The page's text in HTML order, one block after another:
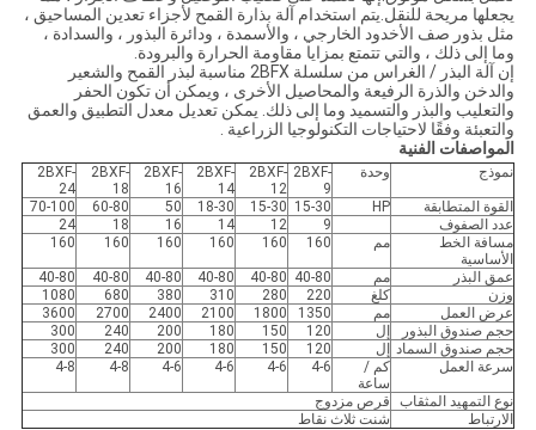
يجعلها مريحة للنقل.يتم استخدام آلة بذارة القمح لأجزاء تعدين المساحيق ،
مثل بذور صف الأخدود الخارجي ، والأسمدة ، ودائرة البذور ، والسدادة ،
وما إلى ذلك ، والتي تتمتع بمزايا مقاومة الحرارة والبرودة.
إن آلة البذر / الغراس من سلسلة 2BFX مناسبة لبذر القمح والشعير
والدخن والذرة الرفيعة والمحاصيل الأخرى ، ويمكن أن تكون الحفر
والتعليب والبذر والتسميد وما إلى ذلك. يمكن تعديل معدل التطبيق والعمق
والتعبئة وفقًا لاحتياجات التكنولوجيا الزراعية .
المواصفات الفنية
نموذج وحدة
2BXF-
9
2BXF-
12
2BXF-
14
2BXF-
16
2BXF-
18
2BXF-
24
القوة المتطابقة
HP
15-30
15-30
18-30
50
60-80
70-100
عدد الصفوف
9
12
14
16
18
24
مسافة الخط
الأساسية
مم 160
160
160
160
160
160
عمق البذر مم 40-80
40-80
40-80
40-80
40-80
40-80
وزن
كلغ 220
280
310
380
680
1080
عرض العمل
مم 1350
1800
2100
2400
2700
3600
حجم صندوق البذور
إل 120
150
180
200
240
300
حجم صندوق السماد
إل 120
150
180
200
240
300
سرعة العمل
كم /
ساعة
4-6
4-6
4-6
4-6
4-8
4-8
نوع التمهيد المثقاب
قرص مزدوج
الارتباط
شنت ثلاث نقاط